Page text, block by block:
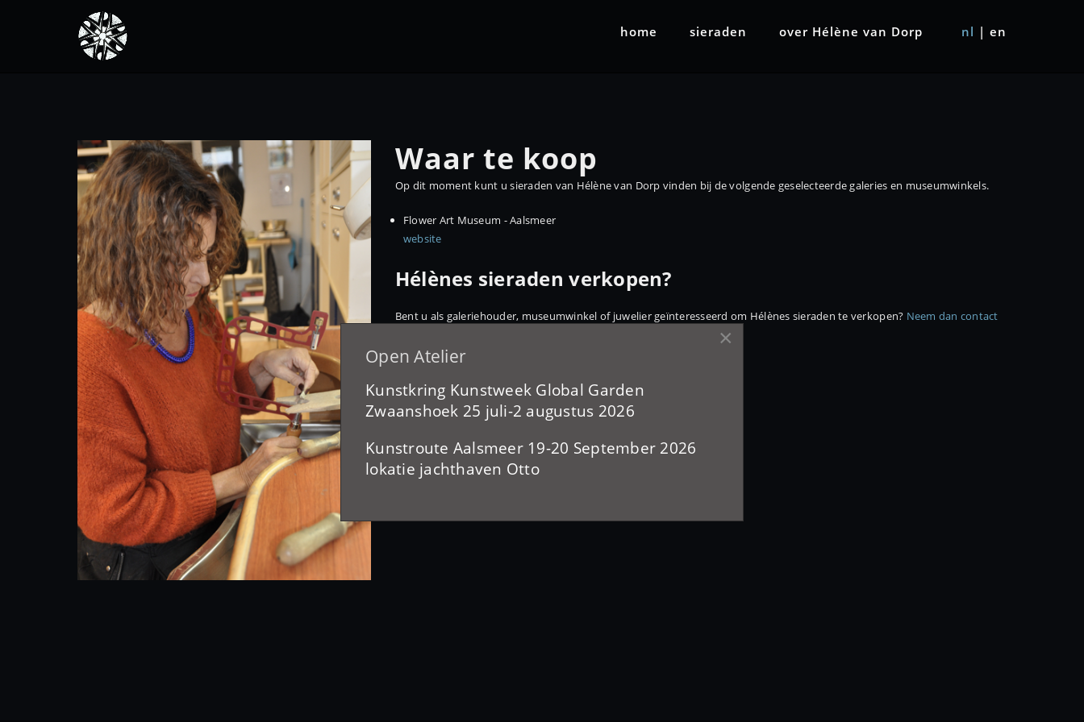
nl | en
home sieraden over Hélène van Dorp
Waar te koop
Op dit moment kunt u sieraden van Hélène van Dorp vinden bij de volgende geselecteerde galeries en museumwinkels.
Flower Art Museum - Aalsmeer
website
Hélènes sieraden verkopen?
Bent u als galeriehouder, museumwinkel of juwelier geïnteresseerd om Hélènes sieraden te verkopen? Neem dan contact
×
Open Atelier
Kunstkring Kunstweek Global Garden
Zwaanshoek 25 juli-2 augustus 2026
Kunstroute Aalsmeer 19-20 September 2026
lokatie jachthaven Otto